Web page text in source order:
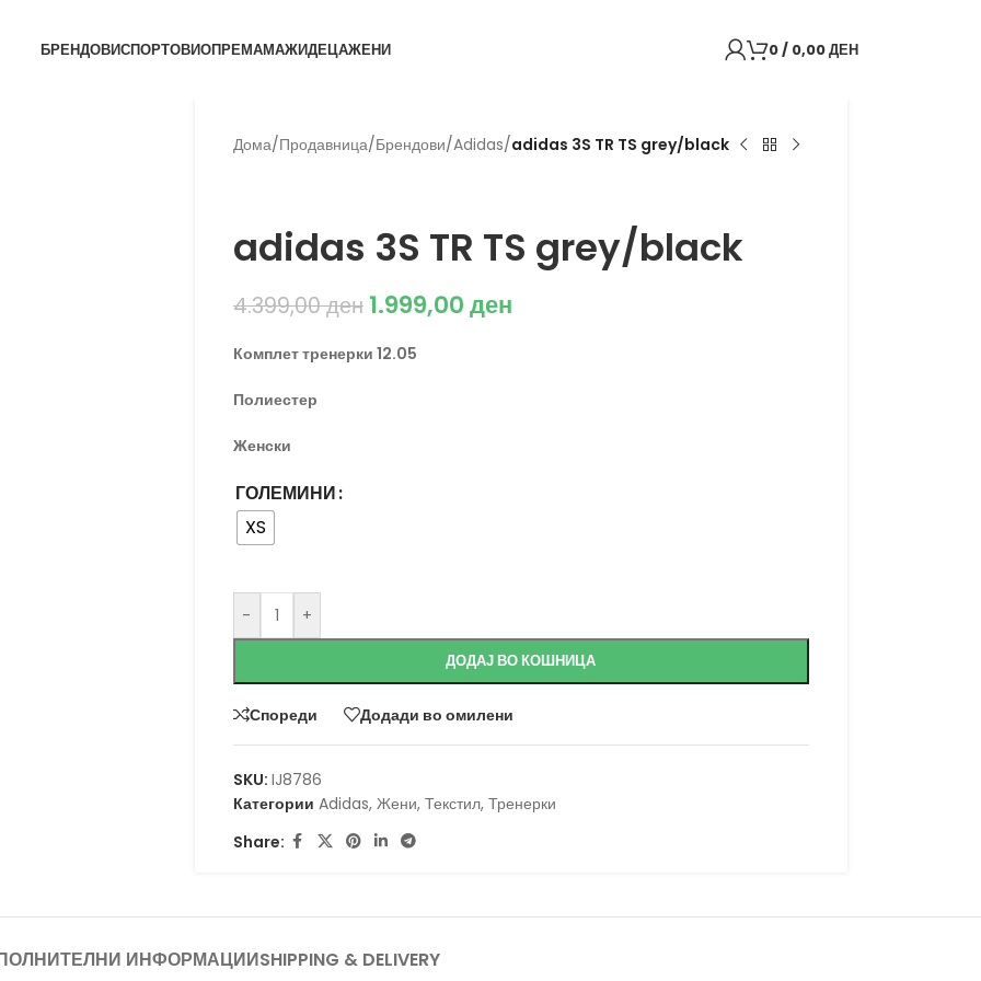
БРЕНДОВИСПОРТОВИОПРЕМАМАЖИДЕЦАЖЕНИ 0/ 0,00ДЕН
Дома/Продавница/Брендови/Adidas/adidas 3S TR TS grey/black
adidas 3S TR TS grey/black
4.399,00ден 1.999,00ден
Комплет тренерки 12.05
Полиестер
Женски
ГОЛЕМИНИ
XS
- +
ДОДАЈ ВО КОШНИЦА
Спореди Додади во омилени
SKU: IJ8786
Категории Adidas, Жени, Текстил, Тренерки
Share:
ИНФОРМАЦИИSHIPPING & DELIVERY